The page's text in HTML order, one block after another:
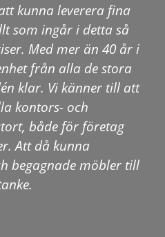
kunna leverera fina
som ingår i detta så
Med mer än 40 år i
från alla de stora
klar. Vi känner till att
kontors- och
både för företag
Att då kunna
begagnade möbler till